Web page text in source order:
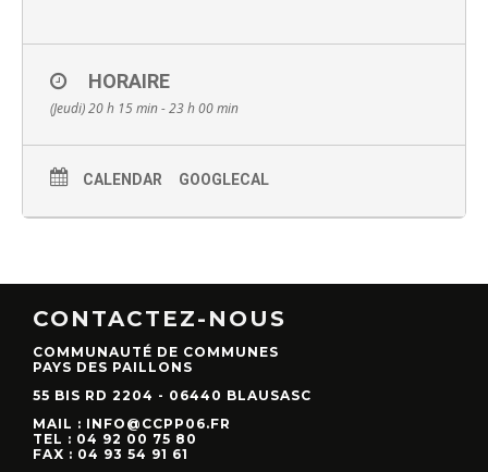
HORAIRE
(Jeudi) 20 h 15 min - 23 h 00 min
CALENDAR GOOGLECAL
CONTACTEZ-NOUS
COMMUNAUTÉ DE COMMUNES
PAYS DES PAILLONS
55 BIS RD 2204 - 06440 BLAUSASC
MAIL : INFO@CCPP06.FR
TEL : 04 92 00 75 80
FAX : 04 93 54 91 61